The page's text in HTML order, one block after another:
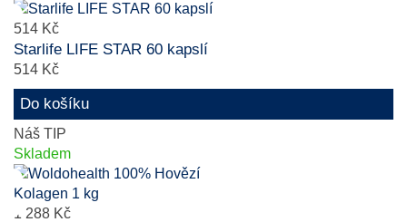
514 Kč
Starlife LIFE STAR 60 kapslí
514 Kč
Do košíku
Náš TIP
Skladem
1 288 Kč